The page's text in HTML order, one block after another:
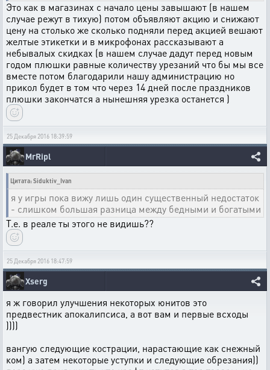
Это как в магазинах с начало цены завышают (в нашем
случае режут в тихую) потом объявляют акцию и снижают
цену на столько же сколько подняли перед акцией вешают
желтые этикетки и в микрофонах рассказывают а
небывалых скидках (в нашем случае дадут перед новым
годом плюшки равные количеству урезаний что бы мы все
вместе потом благодарили нашу администрацию но
прикол будет в том что через 14 дней после праздников
плюшки закончатся а нынешняя урезка останется )
25 Декабря 2016 18:39:59
MrRipl
Цитата: Siduktiv_Ivan
я у игры пока вижу лишь один существенный недостаток
- слишком большая разница между бедными и богатыми
Т.е. в реале ты этого не видишь??
25 Декабря 2016 18:47:59
Xserg
я ж говорил улучшения некоторых юнитов это
предвестник апокалипсиса, а вот вам и первые всходы
))))
вангую следующие кострации, нарастающие как снежный
ком) а затем некоторые уступки и следующие обрезания))